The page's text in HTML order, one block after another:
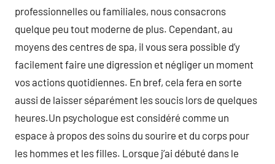
professionnelles ou familiales, nous consacrons
quelque peu tout moderne de plus. Cependant, au
moyens des centres de spa, il vous sera possible d’y
facilement faire une digression et négliger un moment
vos actions quotidiennes. En bref, cela fera en sorte
aussi de laisser séparément les soucis lors de quelques
heures.Un psychologue est considéré comme un
espace à propos des soins du sourire et du corps pour
les hommes et les filles. Lorsque j’ai débuté dans le